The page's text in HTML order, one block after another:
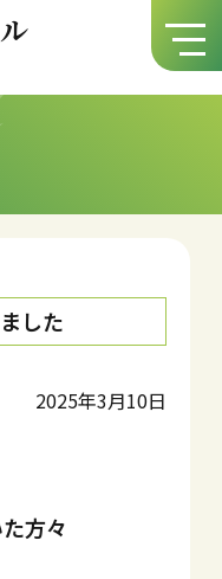
した
2025年3月10日
方々